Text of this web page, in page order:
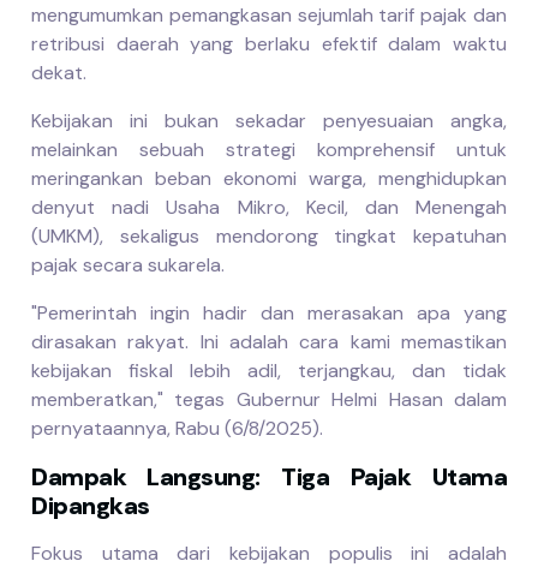
mengumumkan pemangkasan sejumlah tarif pajak dan
retribusi daerah yang berlaku efektif dalam waktu
dekat.
Kebijakan ini bukan sekadar penyesuaian angka,
melainkan sebuah strategi komprehensif untuk
meringankan beban ekonomi warga, menghidupkan
denyut nadi Usaha Mikro, Kecil, dan Menengah
(UMKM), sekaligus mendorong tingkat kepatuhan
pajak secara sukarela.
"Pemerintah ingin hadir dan merasakan apa yang
dirasakan rakyat. Ini adalah cara kami memastikan
kebijakan fiskal lebih adil, terjangkau, dan tidak
memberatkan," tegas Gubernur Helmi Hasan dalam
pernyataannya, Rabu (6/8/2025).
Dampak Langsung: Tiga Pajak Utama
Dipangkas
Fokus utama dari kebijakan populis ini adalah